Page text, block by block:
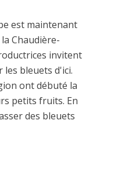
est maintenant
Chaudière-
invitent
bleuets d'ici.
ont débuté la
petits fruits. En
des bleuets